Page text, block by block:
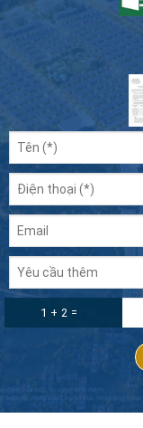
1 + 2 =